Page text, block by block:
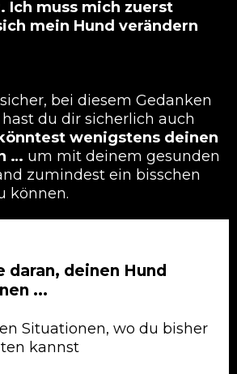
Ich muss mich zuerst
mein Hund verändern
bei diesem Gedanken
hast du dir sicherlich auch
wenigstens deinen
… um mit deinem gesunden
zumindest ein bisschen
können.
daran, deinen Hund
...
Situationen, wo du bisher
kannst